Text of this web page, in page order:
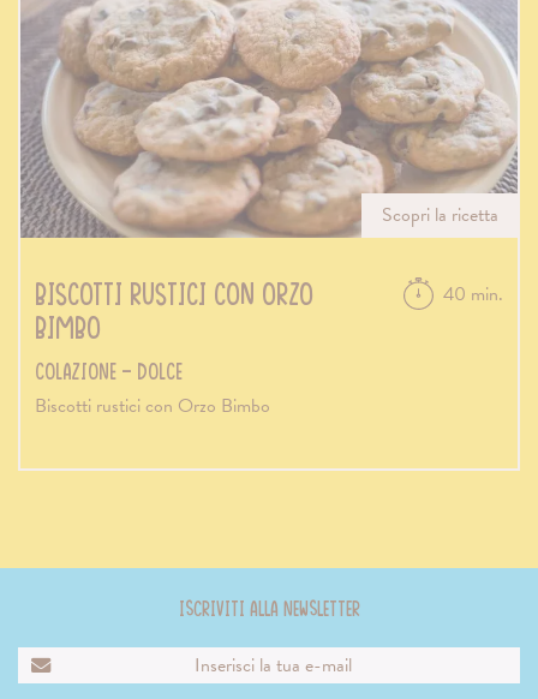
Scopri la ricetta
Biscotti rustici con Orzo
Bimbo
Colazione - Dolce
40 min.
Biscotti rustici con Orzo Bimbo
Iscriviti alla newsletter